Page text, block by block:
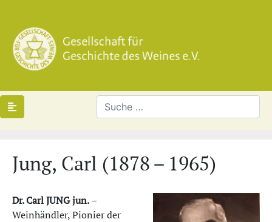
Jung, Carl (1878 – 1965)
Dr. Carl JUNG jun.–
Weinhändler, Pionier der